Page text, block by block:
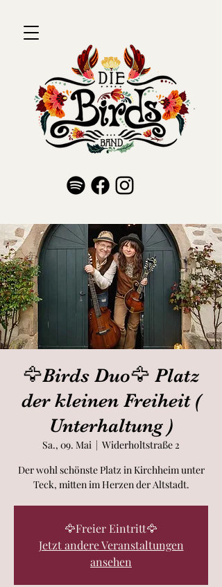
🦅Birds Duo🦅 Platz
der kleinen Freiheit (
Unterhaltung )
Sa., 09. Mai
  |
Widerholtstraße 2
Der wohl schönste Platz in Kirchheim unter
Teck, mitten im Herzen der Altstadt.
🦅Freier Eintritt🦅
Jetzt andere Veranstaltungen
ansehen